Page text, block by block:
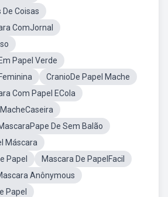
Coisas
ComJornal
Papel Verde
CranioDe Papel Mache
Com Papel ECola
De Sem Balão
Máscara
Papel
Mascara De PapelFacil
Anônymous
Papel